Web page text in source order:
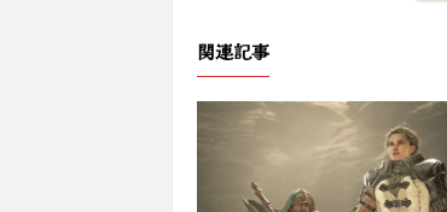
関連記事